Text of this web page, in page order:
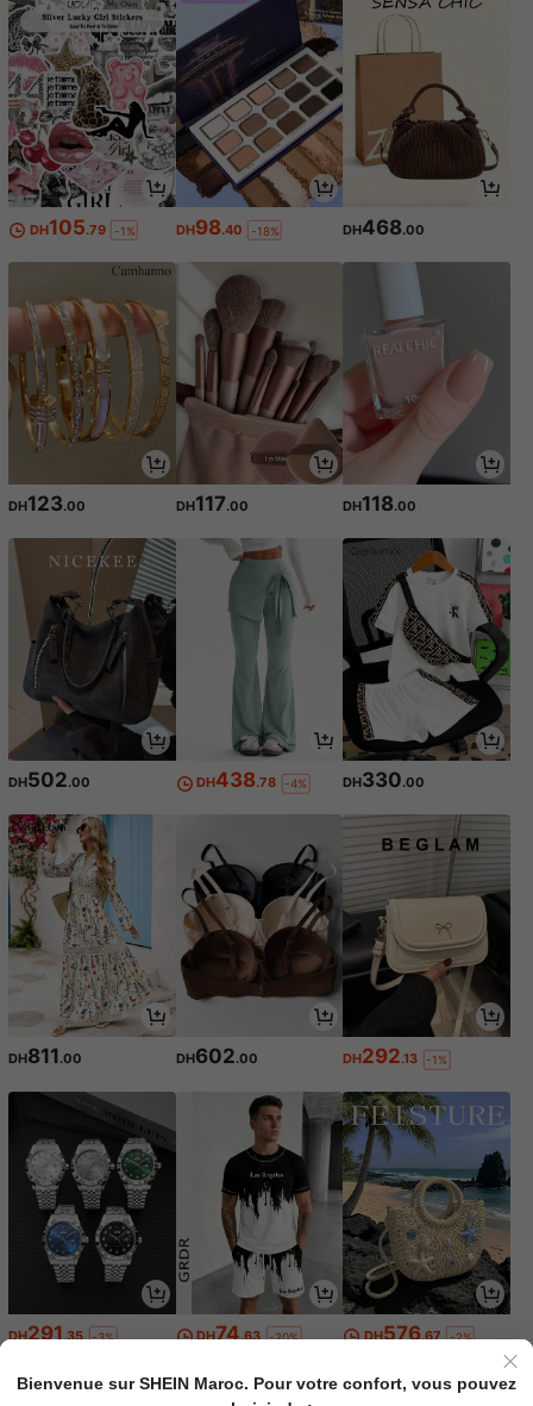
DH105.79 -1% DH98.40 -18% DH468.00
DH123.00 DH117.00 DH118.00
DH502.00 DH438.78 -4% DH330.00
DH811 .00 DH602.00 DH292.13 -1%
DH291.35 -3% DH74.63 -20% DH576.67 -2%
Bienvenue sur SHEIN Maroc. Pour votre confort, vous pouvez